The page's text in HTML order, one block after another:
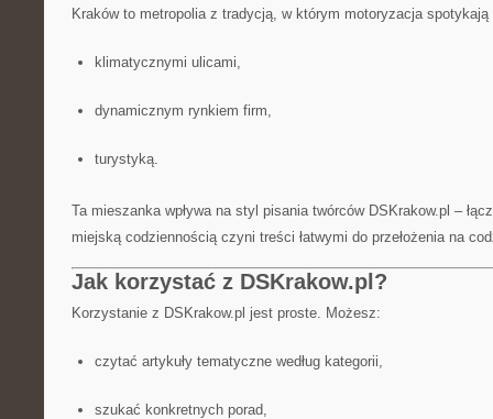
Kraków to metropolia z tradycją, w którym motoryzacja
klimatycznymi ulicami,
dynamicznym rynkiem firm,
turystyką.
Ta mieszanka wpływa na styl pisania twórców DSKrakow.pl –
miejską codziennością czyni treści łatwymi do przełożenia na
Jak korzystać z DSKrakow.pl?
Korzystanie z DSKrakow.pl jest proste. Możesz:
czytać artykuły tematyczne według kategorii,
szukać konkretnych porad,